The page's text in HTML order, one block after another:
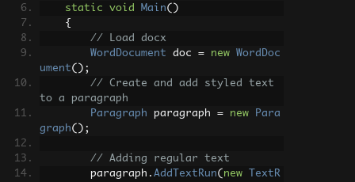
static
void Main()
{
// Load docx
WordDocument doc = new
WordDoc
ument();
// Create and add styled text
to a paragraph
Paragraph paragraph = new
Para
graph();
// Adding regular text
        paragraph
. AddTextRun( new
TextR